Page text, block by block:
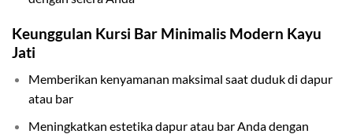
Keunggulan Kursi Bar Minimalis Modern Kayu
Jati
Memberikan kenyamanan maksimal saat duduk di dapur
atau bar
Meningkatkan estetika dapur atau bar Anda dengan